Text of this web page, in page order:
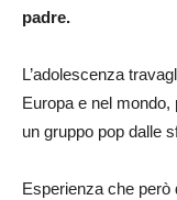
padre.
L’adolescenza
Europa e nel mondo,
un gruppo pop dalle
Esperienza che